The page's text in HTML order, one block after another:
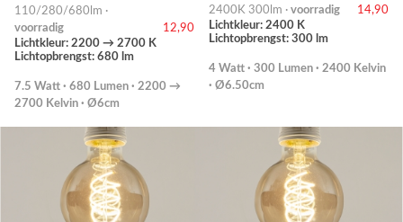
110/280/680lm ·
voorradig
12,90
Lichtkleur: 2200 → 2700 K
Lichtopbrengst: 680 lm
7.5 Watt · 680 Lumen · 2200 →
2700 Kelvin · Ø6cm
2400K 300lm · voorradig
14,90
Lichtkleur: 2400 K
Lichtopbrengst: 300 lm
4 Watt · 300 Lumen · 2400 Kelvin
· Ø6.50cm